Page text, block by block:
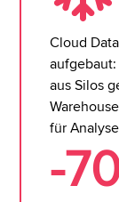
Cloud
aus Silos
für
-